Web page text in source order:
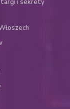
targi i sekrety